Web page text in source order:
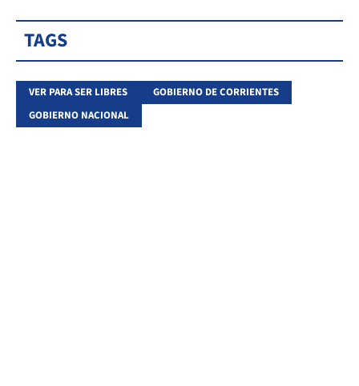
TAGS
VER PARA SER LIBRES
GOBIERNO DE CORRIENTES
GOBIERNO NACIONAL